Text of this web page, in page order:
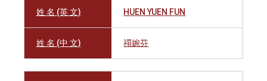
姓 名 (英 文) HUEN YUEN FUN
姓 名 (中 文) 禤婉芬